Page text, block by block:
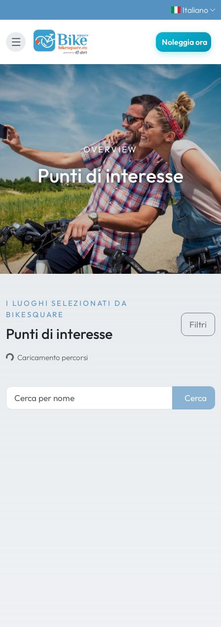
Italiano
Noleggia ora
OVERVIEW
Punti di interesse
I LUOGHI SELEZIONATI DA
BIKESQUARE
Punti di interesse
Filtri
Caricamento percorsi
Cerca